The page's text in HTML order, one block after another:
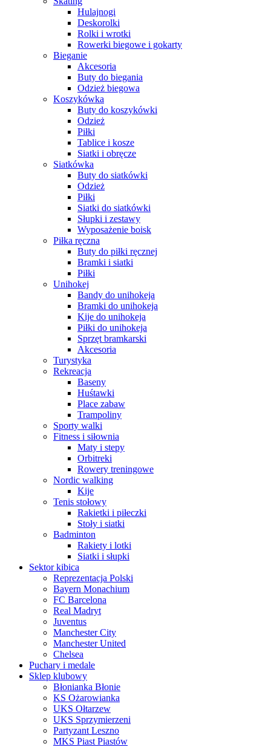
Hulajnogi
Deskorolki
Rolki i wrotki
Rowerki biegowe i gokarty
Bieganie
Akcesoria
Buty do biegania
Odzież biegowa
Koszykówka
Buty do koszykówki
Odzież
Piłki
Tablice i kosze
Siatki i obręcze
Siatkówka
Buty do siatkówki
Odzież
Piłki
Siatki do siatkówki
Słupki i zestawy
Wyposażenie boisk
Piłka ręczna
Buty do piłki ręcznej
Bramki i siatki
Piłki
Unihokej
Bandy do unihokeja
Bramki do unihokeja
Kije do unihokeja
Piłki do unihokeja
Sprzęt bramkarski
Akcesoria
Turystyka
Rekreacja
Baseny
Huśtawki
Place zabaw
Trampoliny
Sporty walki
Fitness i siłownia
Maty i stepy
Orbitreki
Rowery treningowe
Nordic walking
Kije
Tenis stołowy
Rakietki i piłeczki
Stoły i siatki
Badminton
Rakiety i lotki
Siatki i słupki
Sektor kibica
Reprezentacja Polski
Bayern Monachium
FC Barcelona
Real Madryt
Juventus
Manchester City
Manchester United
Chelsea
Puchary i medale
Sklep klubowy
Błonianka Błonie
KS Ożarowianka
UKS Ołtarzew
UKS Sprzymierzeni
Partyzant Leszno
MKS Piast Piastów